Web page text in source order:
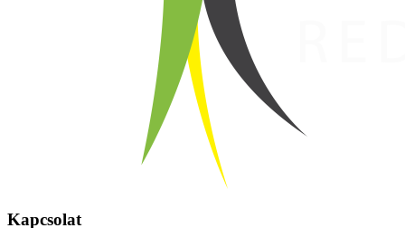
Kapcsolat